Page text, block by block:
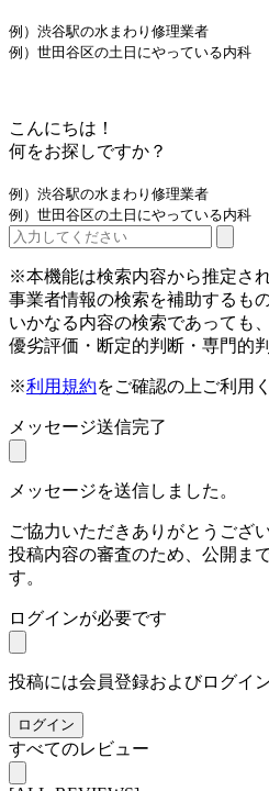
例）渋谷駅の水まわり修理業者
例）世田谷区の土日にやっている内科
こんにちは！
何をお探しですか？
例）渋谷駅の水まわり修理業者
例）世田谷区の土日にやっている内科
※本機能は検索内容から推定さ
事業者情報の検索を補助するもの
いかなる内容の検索であっても
優劣評価・断定的判断・専門的
※利用規約をご確認の上ご利用
メッセージ送信完了
メッセージを送信しました。
ご協力いただきありがとうござ
投稿内容の審査のため、公開ま
す。
ログインが必要です
投稿には会員登録およびログイ
ログイン
すべてのレビュー